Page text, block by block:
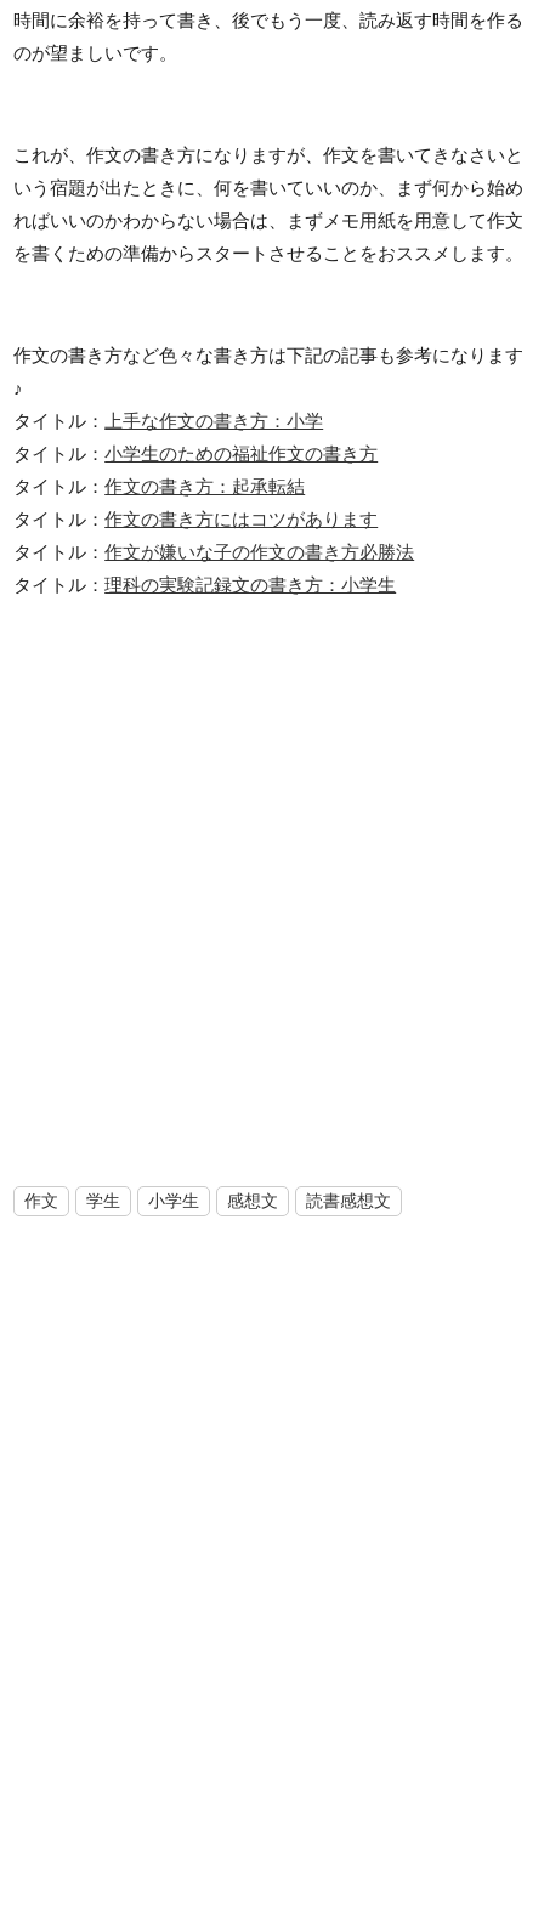
時間に余裕を持って書き、後でもう一度、読み返す時間を作る
のが望ましいです。
これが、作文の書き方になりますが、作文を書いてきなさいと
いう宿題が出たときに、何を書いていいのか、まず何から始め
ればいいのかわからない場合は、まずメモ用紙を用意して作文
を書くための準備からスタートさせることをおススメします。
作文の書き方など色々な書き方は下記の記事も参考になります
♪
タイトル：
上手な作文の書き方：小学
タイトル：小学生のための福祉作文の書き方
タイトル：作文の書き方：起承転結
タイトル：作文の書き方にはコツがあります
タイトル：作文が嫌いな子の作文の書き方必勝法
タイトル：理科の実験記録文の書き方：小学生
作文 学生 小学生 感想文 読書感想文